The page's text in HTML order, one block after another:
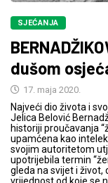
SJEĆANJA
dušom
17. maja 2020.
Najveći dio života i
Jelica Belović
historiji proučavanja
upamćena kao
svojim autoritetom
upotrijebila termin
gleda na svijet i život,
vrijednost od koje se